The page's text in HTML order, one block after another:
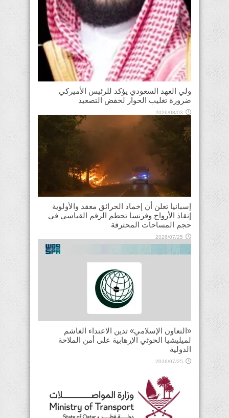
ولي العهد السعودي يؤكد للرئيس الأميركي
ضرورة تغليب الحوار لخفض التصعيد
2026/08/03
إسبانيا تعلن أن إخماد الحرائق معقد والأولوية
إنقاذ الأرواح وفرنسا تحطم الرقم القياسي في
حجم المساحات المحترقة
2026/07/25
«التعاون الإسلامي» تدين الاعتداء الغاشم
لميليشيا الحوثي الإرهابية على أمن الملاحة
الدولية
2026/07/25